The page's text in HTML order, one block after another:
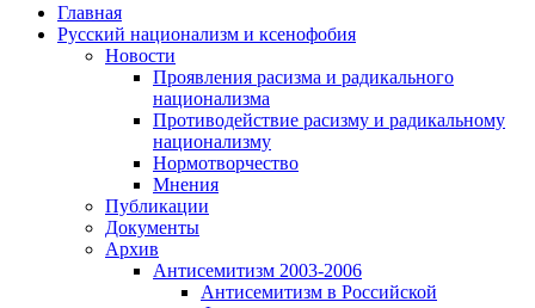
Главная
Русский национализм и ксенофобия
Новости
Проявления расизма и радикального
национализма
Противодействие расизму и радикальному
национализму
Нормотворчество
Мнения
Публикации
Документы
Архив
Антисемитизм 2003-2006
Антисемитизм в Российской